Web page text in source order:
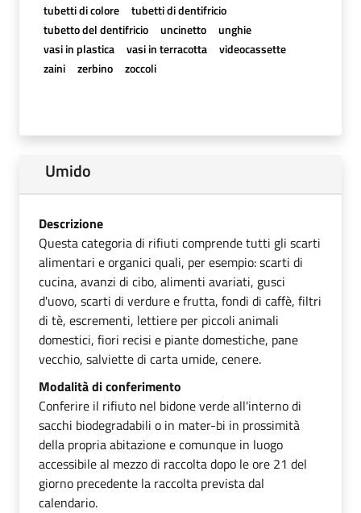
tubetti di colore
tubetti di dentifricio
tubetto del dentifricio
uncinetto
unghie
vasi in plastica
vasi in terracotta
videocassette
zaini
zerbino zoccoli
Umido
Descrizione
Questa categoria di rifiuti comprende tutti gli scarti
alimentari e organici quali, per esempio: scarti di
cucina, avanzi di cibo, alimenti avariati, gusci
d'uovo, scarti di verdure e frutta, fondi di caffè, filtri
di tè, escrementi, lettiere per piccoli animali
domestici, fiori recisi e piante domestiche, pane
vecchio, salviette di carta umide, cenere.
Modalità di conferimento
Conferire il rifiuto nel bidone verde all'interno di
sacchi biodegradabili o in mater-bi in prossimità
della propria abitazione e comunque in luogo
accessibile al mezzo di raccolta dopo le ore 21 del
giorno precedente la raccolta prevista dal
calendario.